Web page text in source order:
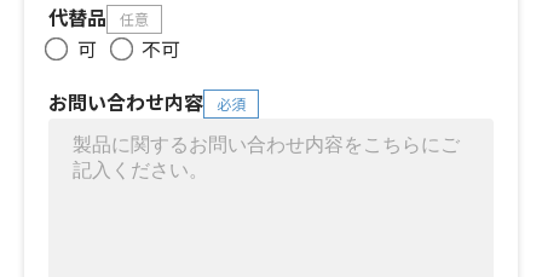
代替品 任意
可
不可
お問い合わせ内容
必須